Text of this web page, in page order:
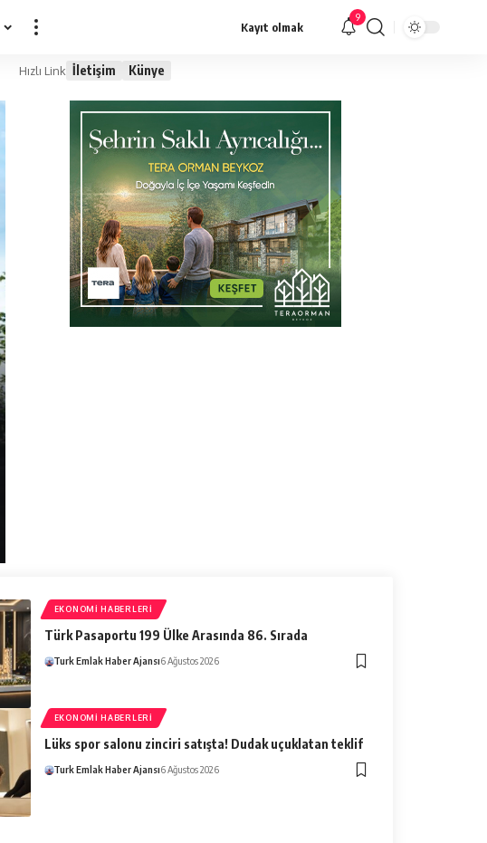
Kayıt olmak
9
Hızlı Link İletişim Künye
EKONOMI HABERLERI
Türk Pasaportu 199 Ülke Arasında 86. Sırada
Turk Emlak Haber Ajansı6 Ağustos 2026
EKONOMI HABERLERI
Lüks spor salonu zinciri satışta! Dudak uçuklatan teklif
Turk Emlak Haber Ajansı6 Ağustos 2026